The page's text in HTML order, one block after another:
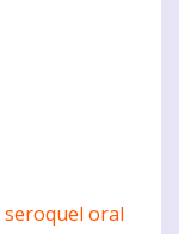
seroquel oral